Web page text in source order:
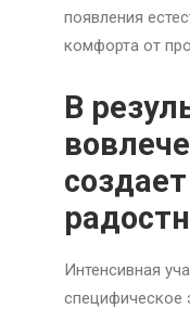
появления
комфорта от
В
Интенсивная
специфическое